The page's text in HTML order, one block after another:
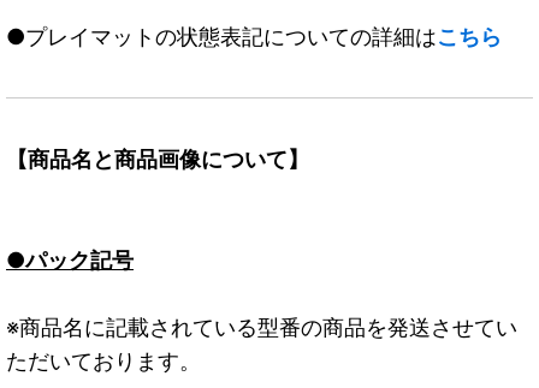
●プレイマットの状態表記についての詳細はこちら
【商品名と商品画像について】
●パック記号
※商品名に記載されている型番の商品を発送させてい
ただいております。